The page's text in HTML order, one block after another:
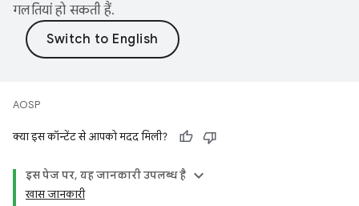
गलतियां हो सकती हैं.
AOSP
क्या इस कॉन्टेंट से आपको मदद मिली?
इस पेज पर, यह जानकारी उपलब्ध है
खास जानकारी